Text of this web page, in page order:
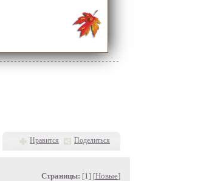
Нравится Поделиться
Страницы: [1] [Новые]